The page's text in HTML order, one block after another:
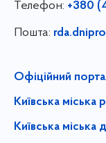
Телефон: +380
Пошта:
Офіційний
Київська міська
Київська міська